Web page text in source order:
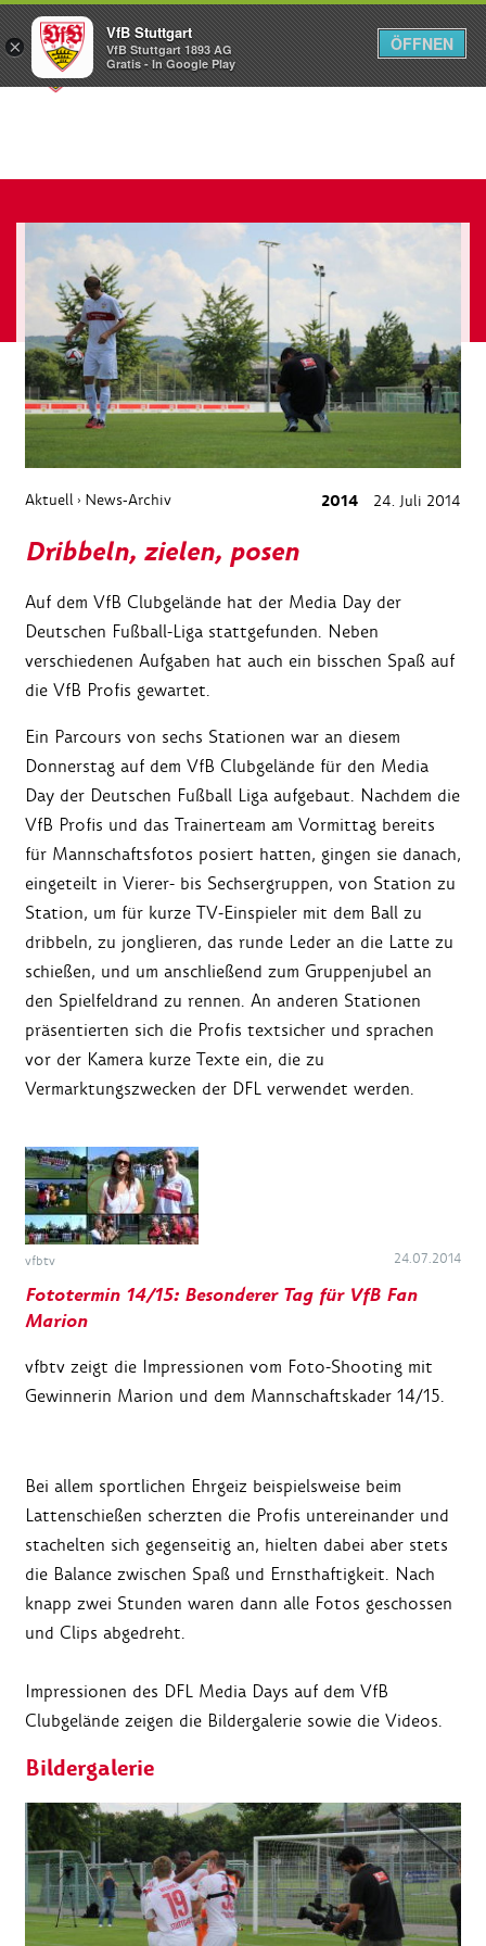
Menü
Aktuell › News-Archiv 2014 24. Juli 2014
Dribbeln, zielen, posen
Auf dem VfB Clubgelände hat der Media Day der
Deutschen Fußball-Liga stattgefunden. Neben
verschiedenen Aufgaben hat auch ein bisschen Spaß auf
die VfB Profis gewartet.
Ein Parcours von sechs Stationen war an diesem
Donnerstag auf dem VfB Clubgelände für den Media
Day der Deutschen Fußball Liga aufgebaut. Nachdem die
VfB Profis und das Trainerteam am Vormittag bereits
für Mannschaftsfotos posiert hatten, gingen sie danach,
eingeteilt in Vierer- bis Sechsergruppen, von Station zu
Station, um für kurze TV-Einspieler mit dem Ball zu
dribbeln, zu jonglieren, das runde Leder an die Latte zu
schießen, und um anschließend zum Gruppenjubel an
den Spielfeldrand zu rennen. An anderen Stationen
präsentierten sich die Profis textsicher und sprachen
vor der Kamera kurze Texte ein, die zu
Vermarktungszwecken der DFL verwendet werden.
vfbtv 24.07.2014
Fototermin 14/15: Besonderer Tag für VfB Fan
Marion
vfbtv zeigt die Impressionen vom Foto-Shooting mit
Gewinnerin Marion und dem Mannschaftskader 14/15.
Bei allem sportlichen Ehrgeiz beispielsweise beim
Lattenschießen scherzten die Profis untereinander und
stachelten sich gegenseitig an, hielten dabei aber stets
die Balance zwischen Spaß und Ernsthaftigkeit. Nach
knapp zwei Stunden waren dann alle Fotos geschossen
und Clips abgedreht.
Impressionen des DFL Media Days auf dem VfB
Clubgelände zeigen die Bildergalerie sowie die Videos.
Bildergalerie
×
VfB Stuttgart
VfB Stuttgart 1893 AG
Gratis - In Google Play
ÖFFNEN